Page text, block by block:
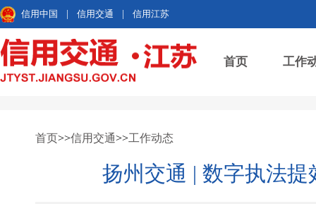
信用中国 信用交通 信用江苏
首页 工作
首页>>信用交通>>工作动态
扬州交通 | 数字执法